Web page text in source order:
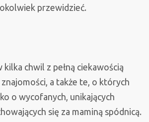
przewidzieć.
kilka chwil z pełną ciekawością
a także te, o których
o wycofanych, unikających
się za maminą spódnicą.